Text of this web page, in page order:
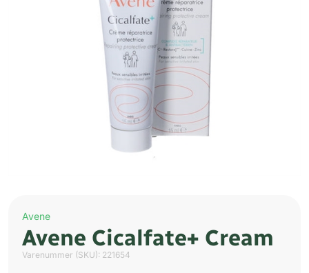
Avene
Avene Cicalfate+ Cream
Varenummer (SKU): 221654